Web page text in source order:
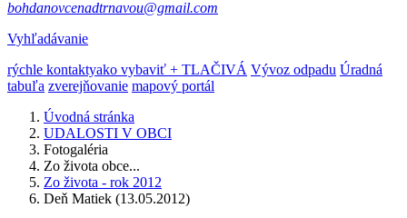
bohdanovcenadtrnavou@gmail.com
Vyhľadávanie
rýchle kontaktyako vybaviť + TLAČIVÁ Vývoz odpadu Úradná
tabuľa zverejňovanie mapový portál
Úvodná stránka
UDALOSTI V OBCI
Fotogaléria
Zo života obce...
Zo života - rok 2012
Deň Matiek (13.05.2012)